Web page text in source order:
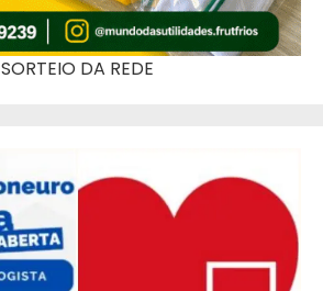
SORTEIO DA REDE